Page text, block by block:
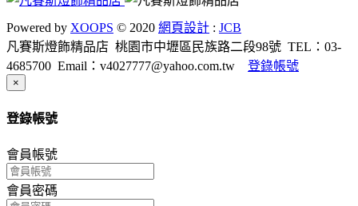
Powered by XOOPS © 2020 網頁設計 : JCB
凡賽斯燈飾精品店 桃園市中壢區民族路二段98號 TEL：03-
4685700 Email：v4027777@yahoo.com.tw 登錄帳號
×
登錄帳號
會員帳號
會員密碼